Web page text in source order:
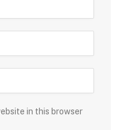
in this browser